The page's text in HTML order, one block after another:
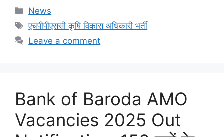
Categories
News
Tags
एचपीपीएससी कृषि विकास अधिकारी भर्ती
Leave a comment
Bank of Baroda AMO
Vacancies 2025 Out